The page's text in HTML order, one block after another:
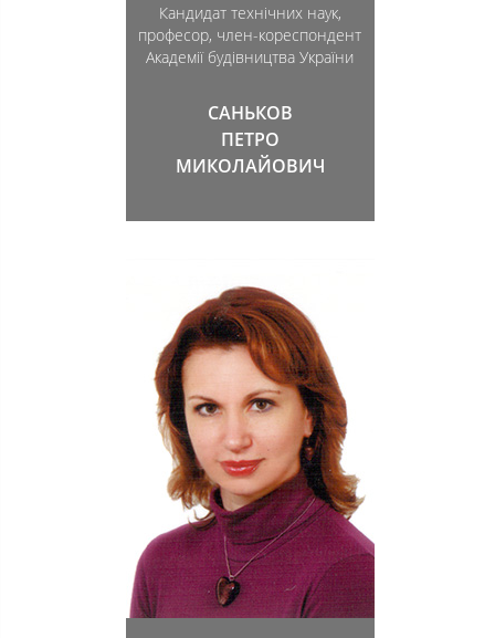
Кандидат технічних наук,
професор, член-кореспондент
Академії будівництва України
САНЬКОВ
ПЕТРО
МИКОЛАЙОВИЧ